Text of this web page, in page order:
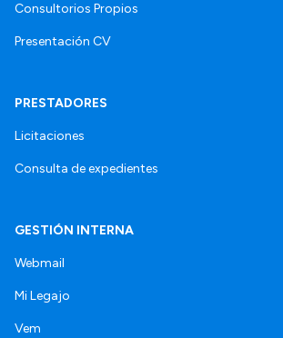
Consultorios Propios
Presentación CV
PRESTADORES
Licitaciones
Consulta de expedientes
GESTIÓN INTERNA
Webmail
Mi Legajo
Vem